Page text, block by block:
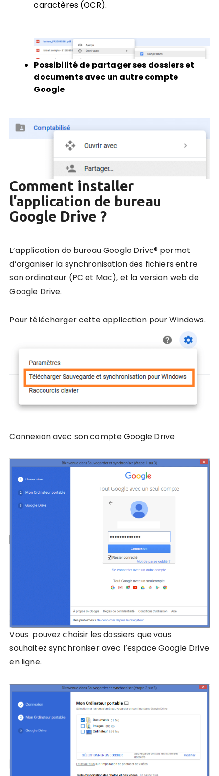
caractères (OCR).
Possibilité de partager ses dossiers et
documents avec un autre compte
Google
Comment installer
l’application de bureau
Google Drive ?
L’application de bureau Google Drive® permet
d’organiser la synchronisation des fichiers entre
son ordinateur (PC et Mac), et la version web de
Google Drive.
Pour télécharger cette application pour Windows.
Connexion avec son compte Google Drive
Vous pouvez choisir les dossiers que vous
souhaitez synchroniser avec l’espace Google Drive
en ligne.